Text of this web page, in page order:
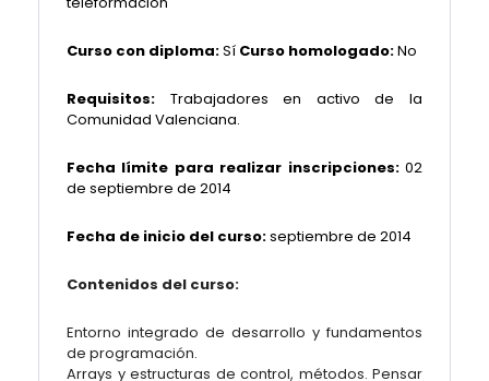
Curso con diploma:Sí Curso homologado:No
Requisitos: Trabajadores en activo de la
Comunidad Valenciana.
Fecha límite para realizar inscripciones:02
de septiembre de 2014
Fecha de inicio del curso:septiembre de 2014
Contenidos del curso:
Entorno integrado de desarrollo y fundamentos
de programación.
Arrays y estructuras de control, métodos. Pensar